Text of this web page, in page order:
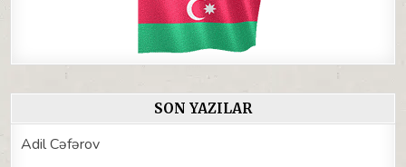
SON YAZILAR
Adil Cəfərov